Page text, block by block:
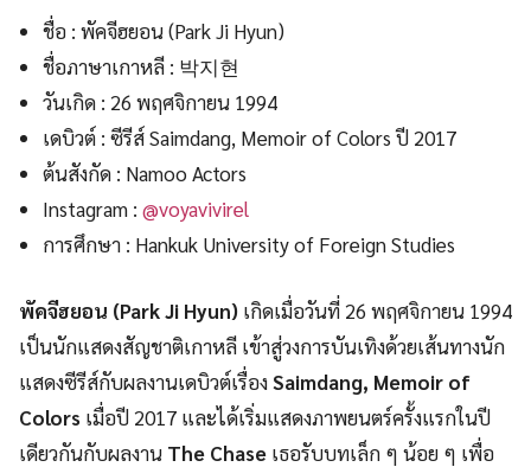
ชื่อ : พัคจีฮยอน (Park Ji Hyun)
ชื่อภาษาเกาหลี : 박지현
วันเกิด : 26 พฤศจิกายน 1994
เดบิวต์ : ซีรีส์ Saimdang, Memoir of Colors ปี 2017
ต้นสังกัด : Namoo Actors
Instagram :@voyavivirel
การศึกษา : Hankuk University of Foreign Studies
พัคจีฮยอน (Park Ji Hyun) เกิดเมื่อวันที่ 26 พฤศจิกายน 1994
เป็นนักแสดงสัญชาติเกาหลี เข้าสู่วงการบันเทิงด้วยเส้นทางนัก
แสดงซีรีส์กับผลงานเดบิวต์เรื่องSaimdang, Memoir of
Colors เมื่อปี 2017 และได้เริ่มแสดงภาพยนตร์ครั้งแรกในปี
เดียวกันกับผลงาน The Chase เธอรับบทเล็ก ๆ น้อย ๆ เพื่อ